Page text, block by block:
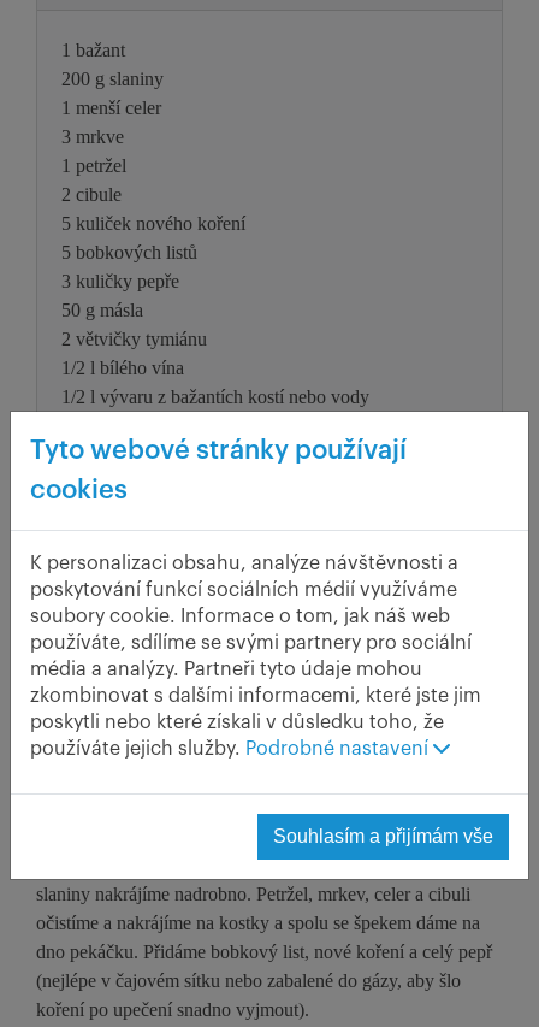
1 bažant
200 g slaniny
1 menší celer
3 mrkve
1 petržel
2 cibule
5 kuliček nového koření
5 bobkových listů
3 kuličky pepře
50 g másla
2 větvičky tymiánu
1/2 l bílého vína
1/2 l vývaru z bažantích kostí nebo vody
sůl, mletý pepř
Bažant má navíc kromě výborné chuti i
výživově velmi vhodné složení masa.
Obsahuje totiž jen velmi málo tuku, ale
naopak spoustu antioxidantů. A protože celý
život žije pouze v lesích a na polích, jde
vlastně o bio maso!
Postup
Pokud máme celého bažanta, stáhneme ho, očistíme,
omyjeme a naporcujeme. Potom maso prošpikujeme. Zbytek
slaniny nakrájíme nadrobno. Petržel, mrkev, celer a cibuli
očistíme a nakrájíme na kostky a spolu se špekem dáme na
dno pekáčku. Přidáme bobkový list, nové koření a celý pepř
(nejlépe v čajovém sítku nebo zabalené do gázy, aby šlo
koření po upečení snadno vyjmout).
Tyto webové stránky používají
cookies
K personalizaci obsahu, analýze návštěvnosti a
poskytování funkcí sociálních médií využíváme
soubory cookie. Informace o tom, jak náš web
používáte, sdílíme se svými partnery pro sociální
média a analýzy. Partneři tyto údaje mohou
zkombinovat s dalšími informacemi, které jste jim
poskytli nebo které získali v důsledku toho, že
používáte jejich služby. Podrobné nastavení
Souhlasím a přijímám vše